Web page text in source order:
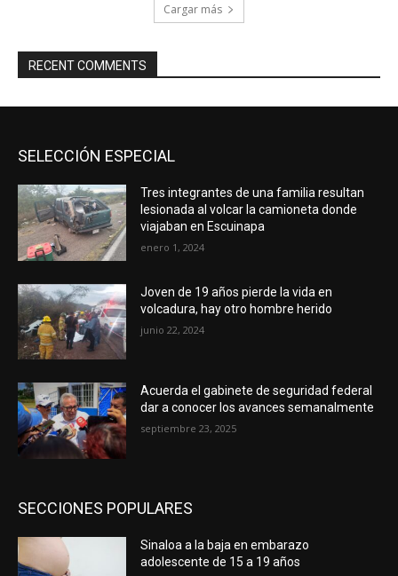
Cargar más
RECENT COMMENTS
SELECCIÓN ESPECIAL
Tres integrantes de una familia resultan
lesionada al volcar la camioneta donde
viajaban en Escuinapa
enero 1, 2024
Joven de 19 años pierde la vida en
volcadura, hay otro hombre herido
junio 22, 2024
Acuerda el gabinete de seguridad federal
dar a conocer los avances semanalmente
septiembre 23, 2025
SECCIONES POPULARES
Sinaloa a la baja en embarazo
adolescente de 15 a 19 años